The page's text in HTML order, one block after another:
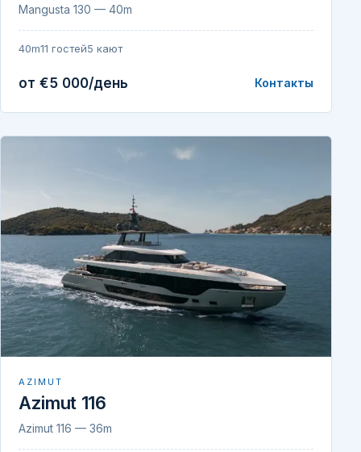
Mangusta 130 — 40m
40m11 гостей5 кают
от €5 000/день Контакты
AZIMUT
Azimut 116
Azimut 116 — 36m